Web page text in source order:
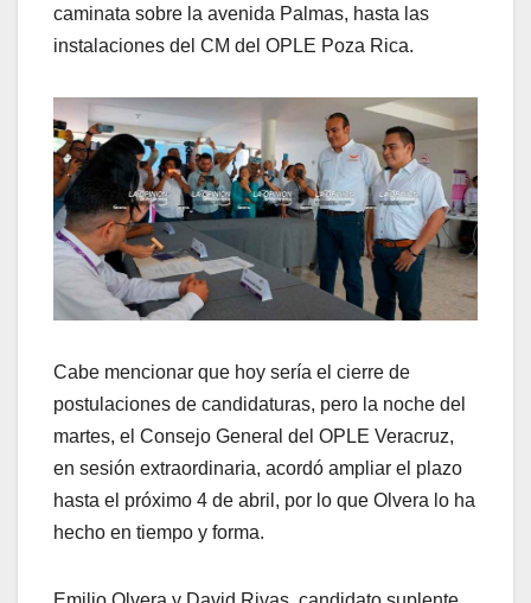
caminata sobre la avenida Palmas, hasta las
instalaciones del CM del OPLE Poza Rica.
Cabe mencionar que hoy sería el cierre de
postulaciones de candidaturas, pero la noche del
martes, el Consejo General del OPLE Veracruz,
en sesión extraordinaria, acordó ampliar el plazo
hasta el próximo 4 de abril, por lo que Olvera lo ha
hecho en tiempo y forma.